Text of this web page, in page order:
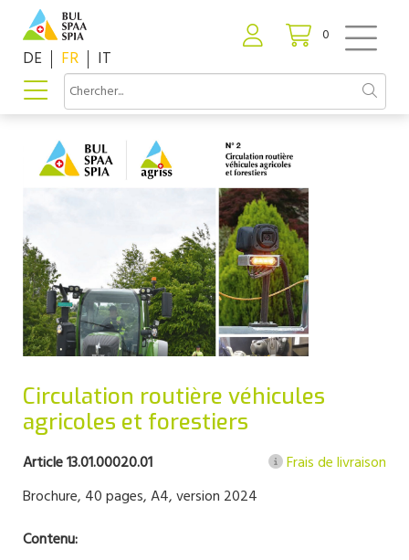
0
DE FR IT
Circulation routière véhicules
agricoles et forestiers
Article 13.01.00020.01
Frais de livraison
Brochure, 40 pages, A4, version 2024
Contenu: